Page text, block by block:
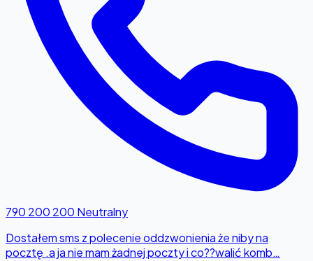
790 200 200 Neutralny
Dostałem sms z polecenie oddzwonienia że niby na
pocztę .a ja nie mam żadnej poczty i co??walić komb…